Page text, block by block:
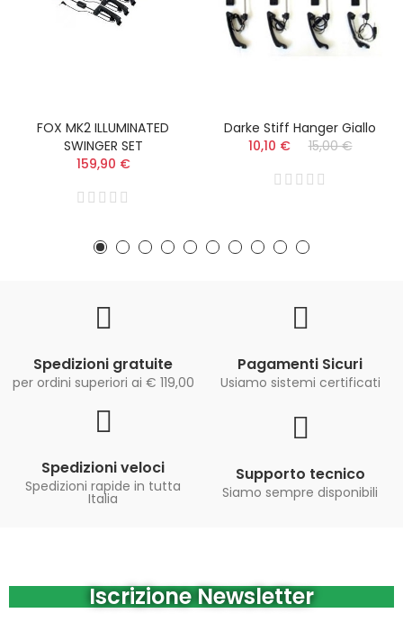
FOX MK2 ILLUMINATED
SWINGER SET
159,90 €
Darke Stiff Hanger Giallo
10,10 €
15,00 €
Spedizioni gratuite
per ordini superiori ai € 119,00
Pagamenti Sicuri
Usiamo sistemi certificati
Spedizioni veloci
Spedizioni rapide in tutta
Italia
Supporto tecnico
Siamo sempre disponibili
Iscrizione Newsletter